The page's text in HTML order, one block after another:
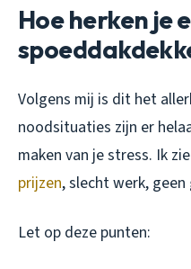
Hoe herken je
Volgens mij is dit het
noodsituaties zijn er
maken van je stress. Ik
prijzen, slecht werk,
Let op deze punten: